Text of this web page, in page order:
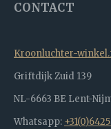
CONTACT
Kroonluchter-
Griftdijk Zuid 139
NL-6663 BE Lent-
Whatsapp: